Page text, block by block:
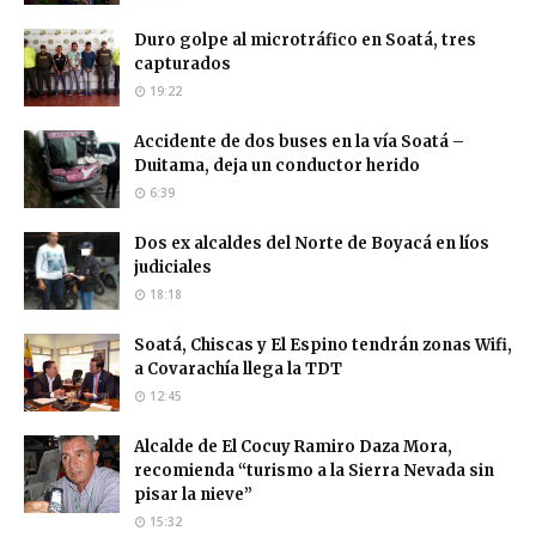
Duro golpe al microtráfico en Soatá, tres
capturados
19:22
Accidente de dos buses en la vía Soatá –
Duitama, deja un conductor herido
6:39
Dos ex alcaldes del Norte de Boyacá en líos
judiciales
18:18
Soatá, Chiscas y El Espino tendrán zonas Wifi,
a Covarachía llega la TDT
12:45
Alcalde de El Cocuy Ramiro Daza Mora,
recomienda “turismo a la Sierra Nevada sin
pisar la nieve”
15:32